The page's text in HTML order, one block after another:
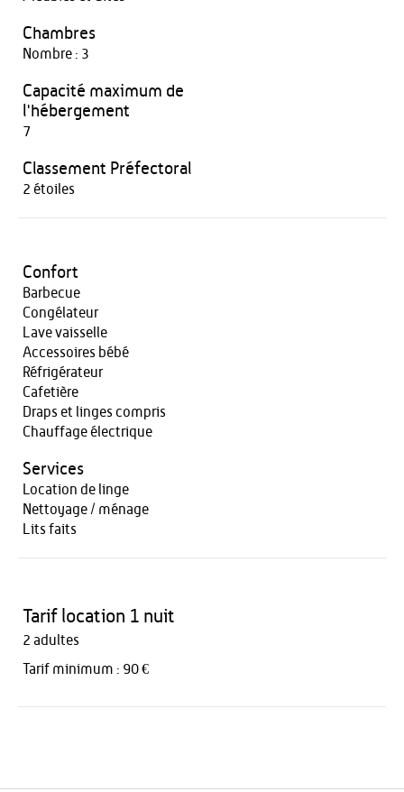
Chambres
Nombre : 3
Capacité maximum de
l'hébergement
7
Classement Préfectoral
2 étoiles
Confort
Barbecue
Congélateur
Lave vaisselle
Accessoires bébé
Réfrigérateur
Cafetière
Draps et linges compris
Chauffage électrique
Services
Location de linge
Nettoyage / ménage
Lits faits
Tarif location 1 nuit
2 adultes
Tarif minimum : 90 €